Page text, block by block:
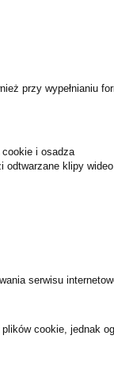
przy wypełnianiu
cookie i osadza
klipy
serwisu
cookie, jednak